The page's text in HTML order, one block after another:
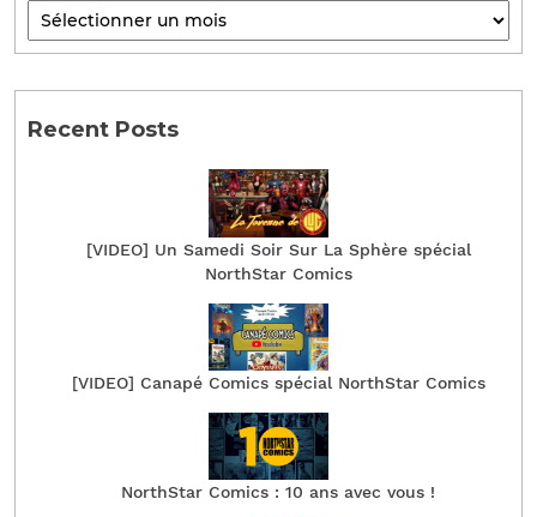
Recent Posts
[VIDEO] Un Samedi Soir Sur La Sphère spécial
NorthStar Comics
[VIDEO] Canapé Comics spécial NorthStar Comics
NorthStar Comics : 10 ans avec vous !